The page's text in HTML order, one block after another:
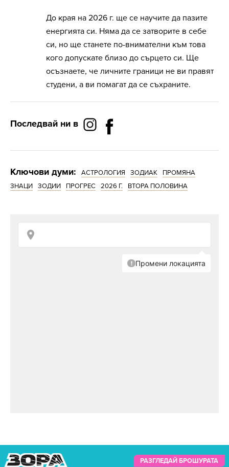
До края на 2026 г. ще се научите да пазите
енергията си. Няма да се затворите в себе
си, но ще станете по-внимателни към това
кого допускате близо до сърцето си. Ще
осъзнаете, че личните граници не ви правят
студени, а ви помагат да се съхраните.
Последвай ни в
Ключови думи: АСТРОЛОГИЯ ЗОДИАК
ПРОМЯНА
ЗНАЦИ
ЗОДИИ ПРОГРЕС 2026 Г. ВТОРА ПОЛОВИНА
РАЗГЛЕДАЙ БРОШУРАТА